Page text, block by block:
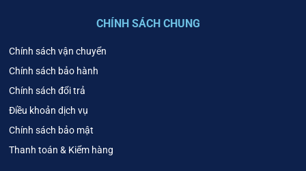
CHÍNH SÁCH CHUNG
Chính sách vận chuyển
Chính sách bảo hành
Chính sách đổi trả
Điều khoản dịch vụ
Chính sách bảo mật
Thanh toán & Kiểm hàng